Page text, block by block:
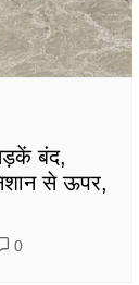
बंद,
से ऊपर,
0